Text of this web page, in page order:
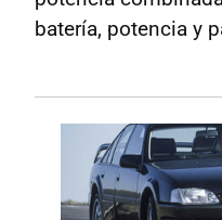
batería, potencia y